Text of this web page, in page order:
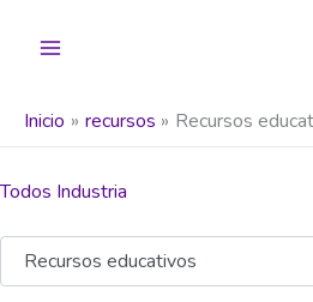
Inicio recursos Recursos
Todos Industria
Seleccionar el formulario de búsqueda